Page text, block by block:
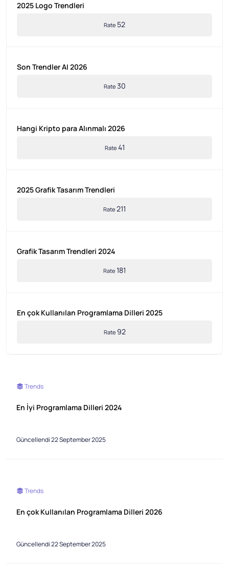
2025 Logo Trendleri
Rate 52
Son Trendler AI 2026
Rate30
Hangi Kripto para Alınmalı 2026
Rate41
2025 Grafik Tasarım Trendleri
Rate 211
Grafik Tasarım Trendleri 2024
Rate 181
En çok Kullanılan Programlama Dilleri 2025
Rate92
Trends
En İyi Programlama Dilleri 2024
Güncellendi 22 September 2025
Trends
En çok Kullanılan Programlama Dilleri 2026
Güncellendi 22 September 2025